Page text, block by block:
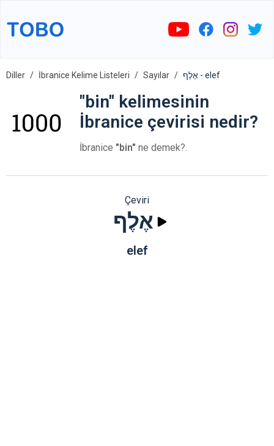
Diller İbranice Kelime Listeleri Sayılar אֶלֶף - elef
"bin" kelimesinin
İbranice çevirisi nedir?
İbranice "bin" ne demek?.
Çeviri
אֶלֶף
elef